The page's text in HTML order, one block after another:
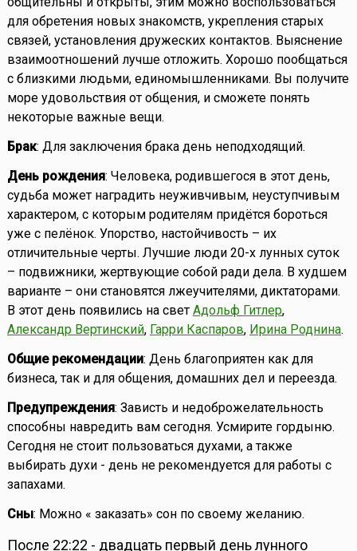
для обретения новых знакомств, укрепления старых
связей, установления дружеских контактов. Выяснение
взаимоотношений лучше отложить. Хорошо пообщаться
с близкими людьми, единомышленниками. Вы получите
море удовольствия от общения, и сможете понять
некоторые важные вещи.
Брак: Для заключения брака день неподходящий.
День рождения: Человека, родившегося в этот день,
судьба может наградить неуживчивым, неуступчивым
характером, с которым родителям придётся бороться
уже с пелёнок. Упорство, настойчивость – их
отличительные черты. Лучшие люди 20-х лунных суток
– подвижники, жертвующие собой ради дела. В худшем
варианте – они становятся лжеучителями, диктаторами.
В этот день появились на свет Адольф Гитлер,
Александр Вертинский, Гарри Каспаров, Ирина Роднина.
Общие рекомендации: День благоприятен как для
бизнеса, так и для общения, домашних дел и переезда.
Предупреждения: Зависть и недоброжелательность
способны навредить вам сегодня. Усмирите гордыню.
Сегодня не стоит пользоваться духами, а также
выбирать духи - день не рекомендуется для работы с
запахами.
Сны: Можно « заказать» сон по своему желанию.
После 22:22 - двадцать первый день лунного